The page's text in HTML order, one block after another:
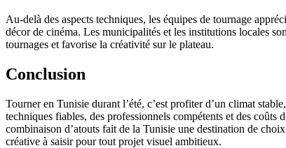
Au-delà des aspects techniques, les équipes de tournage
décor de cinéma. Les municipalités et les institutions locales
tournages et favorise la créativité sur le plateau.
Conclusion
Tourner en Tunisie durant l’été, c’est profiter d’un climat
techniques fiables, des professionnels compétents et des
combinaison d’atouts fait de la Tunisie une destination de
créative à saisir pour tout projet visuel ambitieux.